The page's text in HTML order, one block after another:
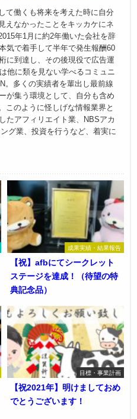
て働くも将来を考えた時に自分
えなかったことをキッカケにネ
年1月に約2年働いた会社を辞
気で着手して半年で発生報酬60
に到達し、その後現役で広告運
他に類を見ない学べるコミュニ
。多くの実績者を輩出し最前線
が集う環境として、自分も含め
このように怪しげな情報業界と
たアフィリエイト業、NBSアカ
グ業、投資を行うなど、着実に
成果実績・結果報告
【祝】afbにてシークレット
ステージを達成！（待望の特
典記念品）
目標・事業計画
【祝2021年】明けましておめ
でとうございます！